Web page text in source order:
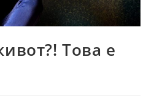
Това е